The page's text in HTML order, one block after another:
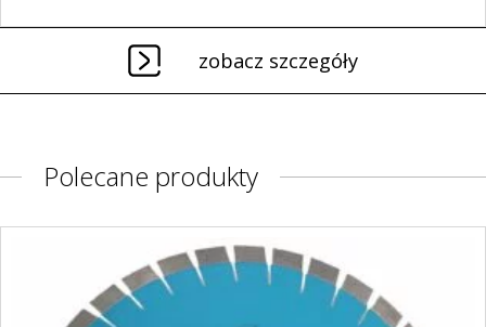
zobacz szczegóły
Polecane produkty